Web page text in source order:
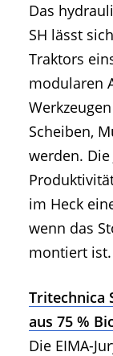
Das
SH lässt
Traktors
modularen
Scheiben,
werden.
im Heck
wenn das
montiert ist.
Tritechnica
aus 75 %
Die EIMA-